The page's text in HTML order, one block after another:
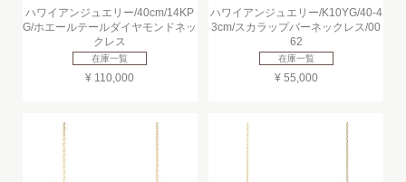
ハワイアンジュエリー/40cm/14KP
G/ホエールテールダイヤモンドネッ
クレス
在庫一覧
¥ 110,000
ハワイアンジュエリー/K10YG/40-4
3cm/スカラップバーネックレス/00
62
在庫一覧
¥ 55,000